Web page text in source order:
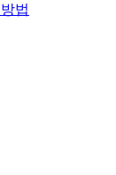
법